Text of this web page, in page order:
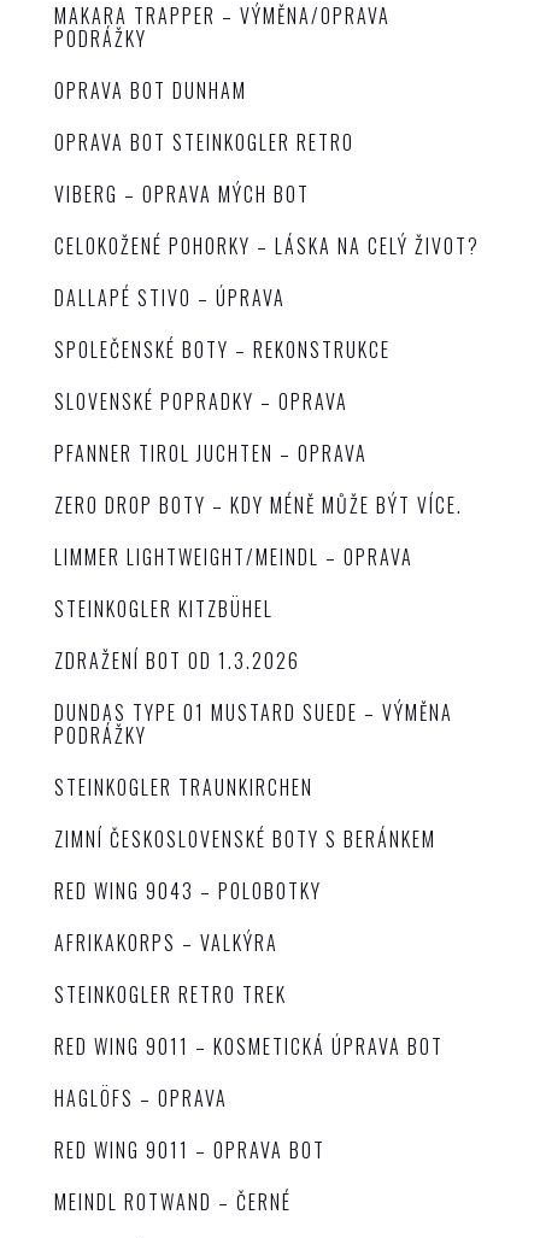
MAKARA TRAPPER – VÝMĚNA/OPRAVA
PODRÁŽKY
OPRAVA BOT DUNHAM
OPRAVA BOT STEINKOGLER RETRO
VIBERG – OPRAVA MÝCH BOT
CELOKOŽENÉ POHORKY – LÁSKA NA CELÝ ŽIVOT?
DALLAPÉ STIVO – ÚPRAVA
SPOLEČENSKÉ BOTY – REKONSTRUKCE
SLOVENSKÉ POPRADKY – OPRAVA
PFANNER TIROL JUCHTEN – OPRAVA
ZERO DROP BOTY – KDY MÉNĚ MŮŽE BÝT VÍCE.
LIMMER LIGHTWEIGHT/MEINDL – OPRAVA
STEINKOGLER KITZBÜHEL
ZDRAŽENÍ BOT OD 1.3.2026
DUNDAS TYPE 01 MUSTARD SUEDE – VÝMĚNA
PODRÁŽKY
STEINKOGLER TRAUNKIRCHEN
ZIMNÍ ČESKOSLOVENSKÉ BOTY S BERÁNKEM
RED WING 9043 – POLOBOTKY
AFRIKAKORPS – VALKÝRA
STEINKOGLER RETRO TREK
RED WING 9011 – KOSMETICKÁ ÚPRAVA BOT
HAGLÖFS – OPRAVA
RED WING 9011 – OPRAVA BOT
MEINDL ROTWAND – ČERNÉ